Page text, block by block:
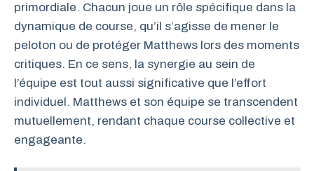
primordiale. Chacun joue un rôle spécifique dans la
dynamique de course, qu’il s’agisse de mener le
peloton ou de protéger Matthews lors des moments
critiques. En ce sens, la synergie au sein de
l’équipe est tout aussi significative que l’effort
individuel. Matthews et son équipe se transcendent
mutuellement, rendant chaque course collective et
engageante.